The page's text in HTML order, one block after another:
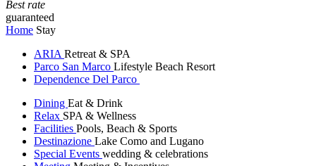
Best rate
guaranteed
Home Stay
ARIA Retreat & SPA
Parco San Marco Lifestyle Beach Resort
Dependence Del Parco
Dining Eat & Drink
Relax SPA & Wellness
Facilities Pools, Beach & Sports
Destinazione Lake Como and Lugano
Special Events wedding & celebrations